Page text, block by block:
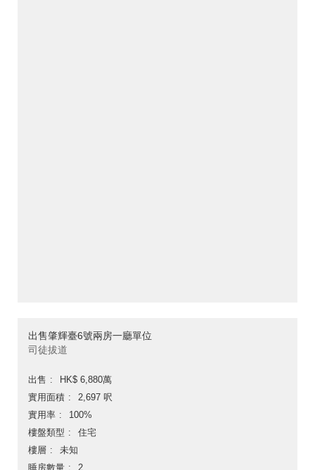
出售肇輝臺6號兩房一廳單位
司徒拔道
出售
HK$ 6,880萬
實用面積
2,697 呎
實用率
100%
樓盤類型
住宅
樓層
未知
睡房數量
2